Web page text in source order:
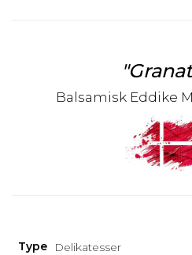
Balsamisk Eddike
Type Delikatesser